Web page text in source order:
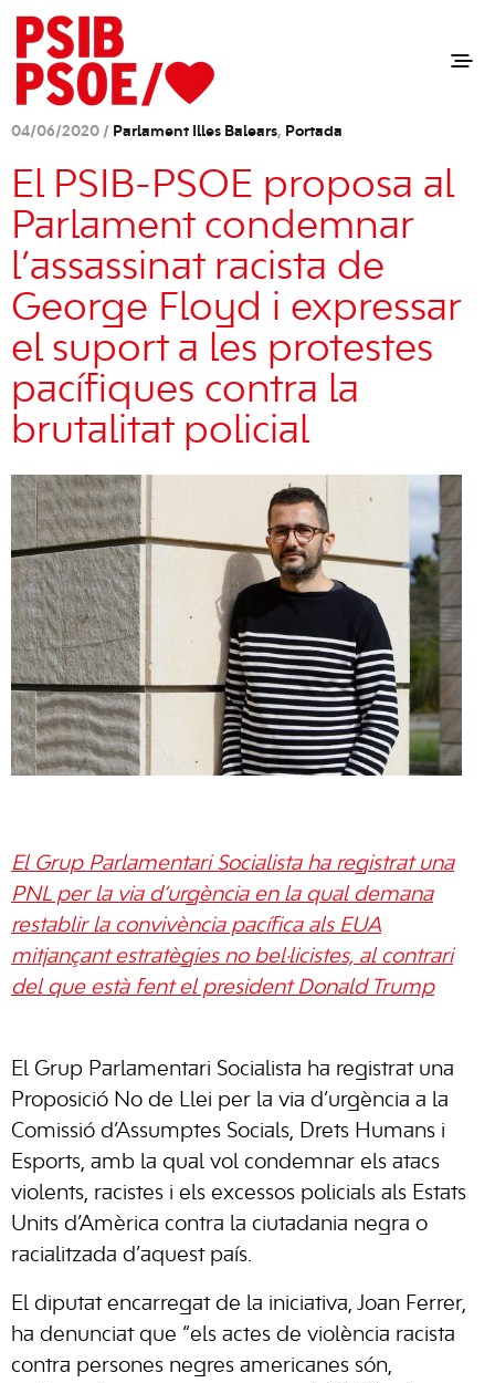
04/06/2020 / Parlament Illes Balears, Portada
El PSIB-PSOE proposa al
Parlament condemnar
l’assassinat racista de
George Floyd i expressar
el suport a les protestes
pacífiques contra la
brutalitat policial
El Grup Parlamentari Socialista ha registrat una
PNL per la via d’urgència en la qual demana
restablir la convivència pacífica als EUA
mitjançant estratègies no bel·licistes, al contrari
del que està fent el president Donald Trump
El Grup Parlamentari Socialista ha registrat una
Proposició No de Llei per la via d’urgència a la
Comissió d’Assumptes Socials, Drets Humans i
Esports, amb la qual vol condemnar els atacs
violents, racistes i els excessos policials als Estats
Units d’Amèrica contra la ciutadania negra o
racialitzada d’aquest país.
El diputat encarregat de la iniciativa, Joan Ferrer,
ha denunciat que “els actes de violència racista
contra persones negres americanes són,